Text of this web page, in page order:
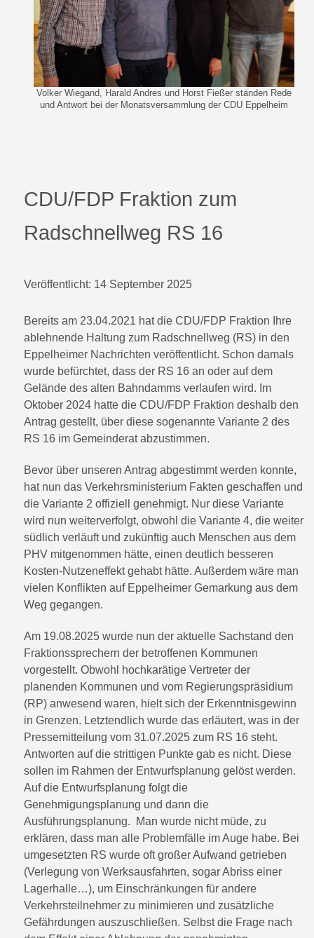
Volker Wiegand, Harald Andres und Horst Fießer standen Rede
und Antwort bei der Monatsversammlung der CDU Eppelheim
CDU/FDP Fraktion zum
Radschnellweg RS 16
Veröffentlicht: 14 September 2025
Bereits am 23.04.2021 hat die CDU/FDP Fraktion Ihre
ablehnende Haltung zum Radschnellweg (RS) in den
Eppelheimer Nachrichten veröffentlicht. Schon damals
wurde befürchtet, dass der RS 16 an oder auf dem
Gelände des alten Bahndamms verlaufen wird. Im
Oktober 2024 hatte die CDU/FDP Fraktion deshalb den
Antrag gestellt, über diese sogenannte Variante 2 des
RS 16 im Gemeinderat abzustimmen.
Bevor über unseren Antrag abgestimmt werden konnte,
hat nun das Verkehrsministerium Fakten geschaffen und
die Variante 2 offiziell genehmigt. Nur diese Variante
wird nun weiterverfolgt, obwohl die Variante 4, die weiter
südlich verläuft und zukünftig auch Menschen aus dem
PHV mitgenommen hätte, einen deutlich besseren
Kosten-Nutzeneffekt gehabt hätte. Außerdem wäre man
vielen Konflikten auf Eppelheimer Gemarkung aus dem
Weg gegangen.
Am 19.08.2025 wurde nun der aktuelle Sachstand den
Fraktionssprechern der betroffenen Kommunen
vorgestellt. Obwohl hochkarätige Vertreter der
planenden Kommunen und vom Regierungspräsidium
(RP) anwesend waren, hielt sich der Erkenntnisgewinn
in Grenzen. Letztendlich wurde das erläutert, was in der
Pressemitteilung vom 31.07.2025 zum RS 16 steht.
Antworten auf die strittigen Punkte gab es nicht. Diese
sollen im Rahmen der Entwurfsplanung gelöst werden.
Auf die Entwurfsplanung folgt die
Genehmigungsplanung und dann die
Ausführungsplanung. Man wurde nicht müde, zu
erklären, dass man alle Problemfälle im Auge habe. Bei
umgesetzten RS wurde oft großer Aufwand getrieben
(Verlegung von Werksausfahrten, sogar Abriss einer
Lagerhalle…), um Einschränkungen für andere
Verkehrsteilnehmer zu minimieren und zusätzliche
Gefährdungen auszuschließen. Selbst die Frage nach